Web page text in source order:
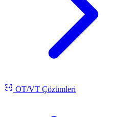
OT/VT Çözümleri